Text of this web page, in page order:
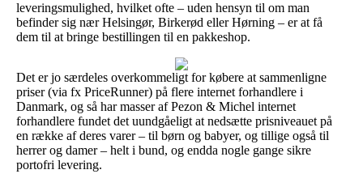
leveringsmulighed, hvilket ofte – uden hensyn til om man
befinder sig nær Helsingør, Birkerød eller Hørning – er at få
dem til at bringe bestillingen til en pakkeshop.
Det er jo særdeles overkommeligt for købere at sammenligne
priser (via fx PriceRunner) på flere internet forhandlere i
Danmark, og så har masser af Pezon & Michel internet
forhandlere fundet det uundgåeligt at nedsætte prisniveauet på
en række af deres varer – til børn og babyer, og tillige også til
herrer og damer – helt i bund, og endda nogle gange sikre
portofri levering.